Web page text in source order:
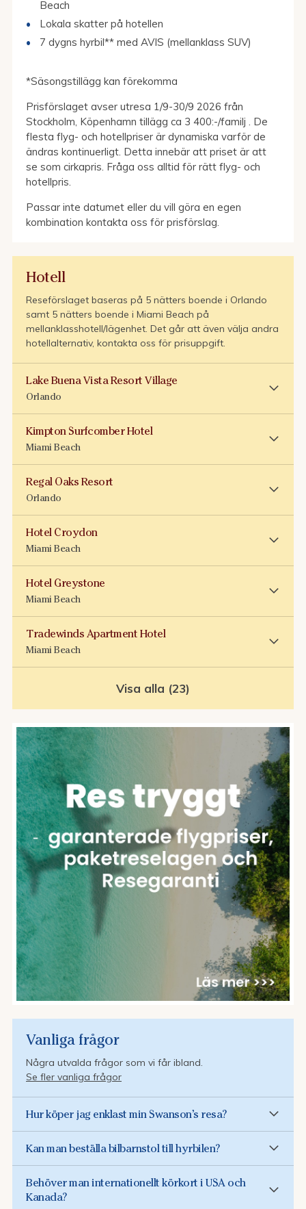
Beach
Lokala skatter på hotellen
7 dygns hyrbil** med AVIS (mellanklass SUV)
*Säsongstillägg kan förekomma
Prisförslaget avser utresa 1/9-30/9 2026 från
Stockholm, Köpenhamn tillägg ca 3 400:-/familj . De
flesta flyg- och hotellpriser är dynamiska varför de
ändras kontinuerligt. Detta innebär att priset är att
se som cirkapris. Fråga oss alltid för rätt flyg- och
hotellpris.
Passar inte datumet eller du vill göra en egen
kombination kontakta oss för prisförslag.
Hotell
Reseförslaget baseras på 5 nätters boende i Orlando
samt 5 nätters boende i Miami Beach på
mellanklasshotell/lägenhet. Det går att även välja andra
hotellalternativ, kontakta oss för prisuppgift.
Lake Buena Vista Resort Village
Orlando
Kimpton Surfcomber Hotel
Miami Beach
Regal Oaks Resort
Orlando
Hotel Croydon
Miami Beach
Hotel Greystone
Miami Beach
Tradewinds Apartment Hotel
Miami Beach
Visa alla (23)
Vanliga frågor
Några utvalda frågor som vi får ibland.
Se fler vanliga frågor
Hur köper jag enklast min Swanson’s resa?
Kan man beställa bilbarnstol till hyrbilen?
Behöver man internationellt körkort i USA och
Kanada?